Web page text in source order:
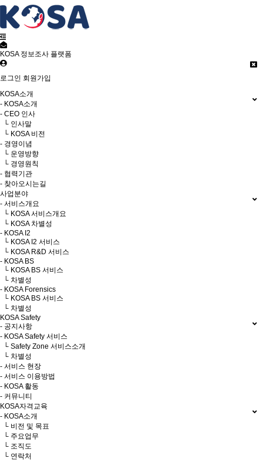
KOSA 정보조사 플랫폼
로그인 회원가입
KOSA소개
- KOSA소개
- CEO 인사
└ 인사말
└ KOSA 비전
- 경영이념
└ 운영방향
└ 경영원칙
- 협력기관
- 찾아오시는길
사업분야
- 서비스개요
└ KOSA 서비스개요
└ KOSA 차별성
- KOSA I2
└ KOSA I2 서비스
└ KOSA R&D 서비스
- KOSA BS
└ KOSA BS 서비스
└ 차별성
- KOSA Forensics
└ KOSA BS 서비스
└ 차별성
KOSA Safety
- 공지사항
- KOSA Safety 서비스
└ Safety Zone 서비스소개
└ 차별성
- 서비스 현장
- 서비스 이용방법
- KOSA 활동
- 커뮤니티
KOSA자격교육
- KOSA소개
└ 비전 및 목표
└ 주요업무
└ 조직도
└ 연락처